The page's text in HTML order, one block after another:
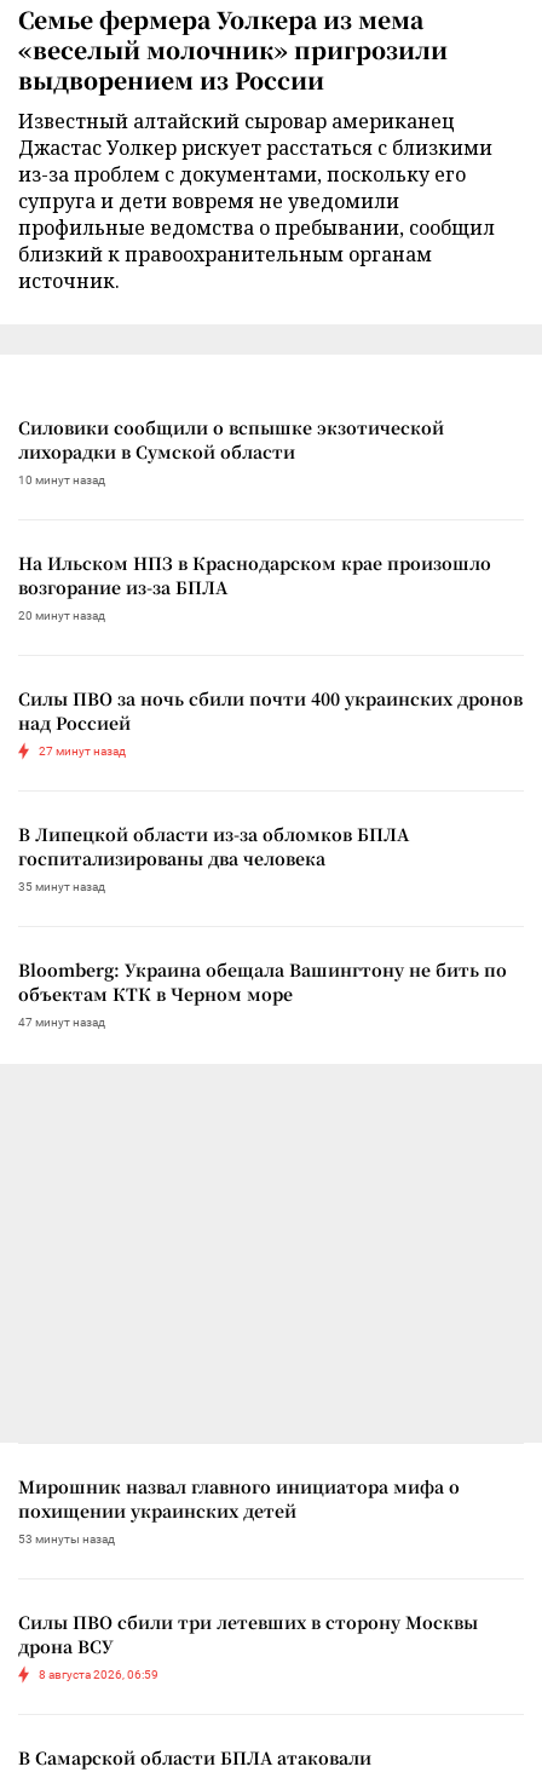
Семье фермера Уолкера из мема
«веселый молочник» пригрозили
выдворением из России
Известный алтайский сыровар американец
Джастас Уолкер рискует расстаться с близкими
из-за проблем с документами, поскольку его
супруга и дети вовремя не уведомили
профильные ведомства о пребывании, сообщил
близкий к правоохранительным органам
источник.
Силовики сообщили о вспышке экзотической
лихорадки в Сумской области
10 минут назад
На Ильском НПЗ в Краснодарском крае произошло
возгорание из-за БПЛА
20 минут назад
Силы ПВО за ночь сбили почти 400 украинских дронов
над Россией
27 минут назад
В Липецкой области из-за обломков БПЛА
госпитализированы два человека
35 минут назад
Bloomberg: Украина обещала Вашингтону не бить по
объектам КТК в Черном море
47 минут назад
Мирошник назвал главного инициатора мифа о
похищении украинских детей
53 минуты назад
Силы ПВО сбили три летевших в сторону Москвы
дрона ВСУ
8 августа 2026, 06:59
В Самарской области БПЛА атаковали